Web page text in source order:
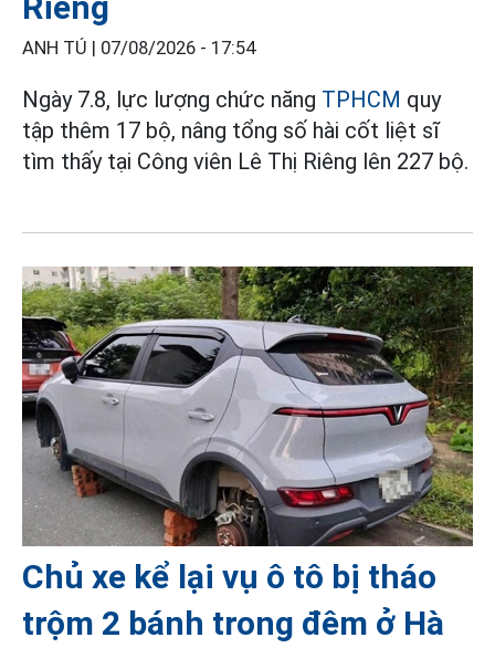
ANH TÚ | 07/08/2026 - 17:54
Ngày 7.8, lực lượng chức năng TPHCM quy
tập thêm 17 bộ, nâng tổng số hài cốt liệt sĩ
tìm thấy tại Công viên Lê Thị Riêng lên 227 bộ.
Chủ xe kể lại vụ ô tô bị tháo
trộm 2 bánh trong đêm ở Hà